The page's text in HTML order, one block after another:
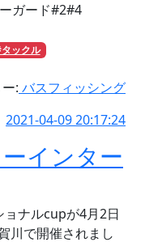
ガード#2#4
ックル
: バスフィッシング
2021-04-09 20:17:24
インター
ナルcupが4月2日
川で開催されまし